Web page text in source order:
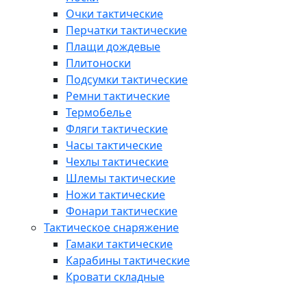
Очки тактические
Перчатки тактические
Плащи дождевые
Плитоноски
Подсумки тактические
Ремни тактические
Термобелье
Фляги тактические
Часы тактические
Чехлы тактические
Шлемы тактические
Ножи тактические
Фонари тактические
Тактическое снаряжение
Гамаки тактические
Карабины тактические
Кровати складные